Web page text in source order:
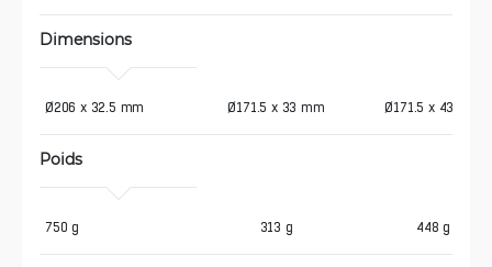
Dimensions
Ø206 x 32.5 mm Ø171.5 x 33 mm Ø171.5 x 43 mm
Poids
750 g 313 g 448 g